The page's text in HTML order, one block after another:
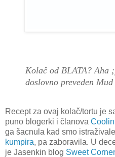
Kolač od BLATA? Aha
doslovno preveden Mud
Recept za ovaj kolač/tortu je
puno blogerki i članova
ga šacnula kad smo
kumpira, pa zaboravila. U
je Jasenkin blog Sweet Corner